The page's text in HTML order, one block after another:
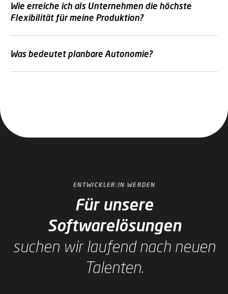
Wie erreiche ich als Unternehmen die höchste
Flexibilität für meine Produktion?
Was bedeutet planbare Autonomie?
ENTWICKLER:IN WERDEN
Für unsere
Softwarelösungen
suchen wir laufend nach neuen
Talenten.